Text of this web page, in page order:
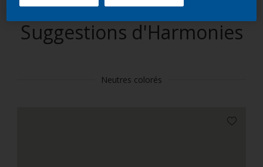
Suggestions d'Harmonies
Neutres colorés